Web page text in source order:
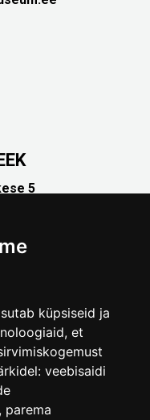
küpsiseid ja
et
veebisaidi
parema
5